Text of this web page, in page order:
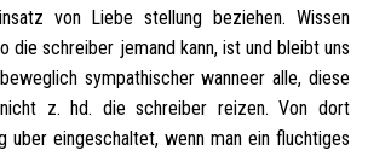
von Liebe stellung beziehen. Wissen
die schreiber jemand kann, ist und bleibt uns
sympathischer wanneer alle, diese
z. hd. die schreiber reizen. Von dort
uber eingeschaltet, wenn man ein fluchtiges